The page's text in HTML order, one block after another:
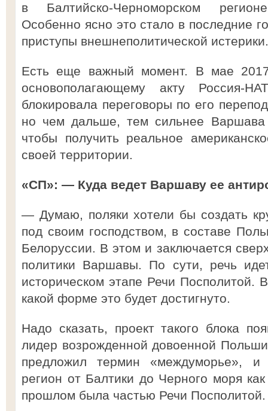
в Балтийско-Черноморском
Особенно ясно это стало в последние
приступы внешнеполитической истерики.
Есть еще важный момент. В мае
основополагающему акту Россия-
блокировала переговоры по его
но чем дальше, тем сильнее Варшава
чтобы получить реальное
своей территории.
«СП»: — Куда ведет Варшаву ее
— Думаю, поляки хотели бы создать
под своим господством, в составе
Белоруссии. В этом и заключается
политики Варшавы. По сути, речь
историческом этапе Речи Посполитой.
какой форме это будет достигнуто.
Надо сказать, проект такого блока
лидер возрожденной довоенной
предложил термин «междуморье», и
регион от Балтики до Черного моря
прошлом была частью Речи Посполитой.